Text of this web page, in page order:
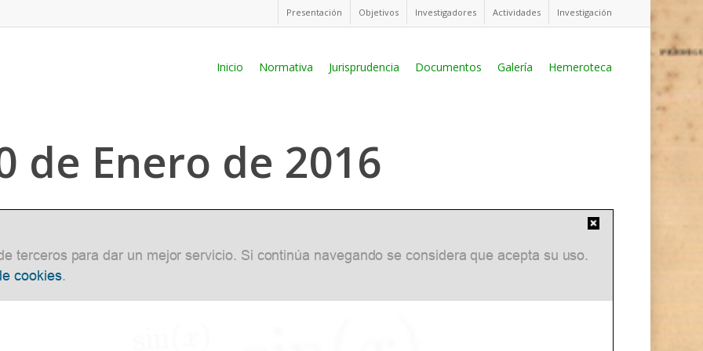
Presentación Objetivos Investigadores Actividades Investigación
Inicio Normativa Jurisprudencia Documentos Galería Hemeroteca
de Enero de 2016